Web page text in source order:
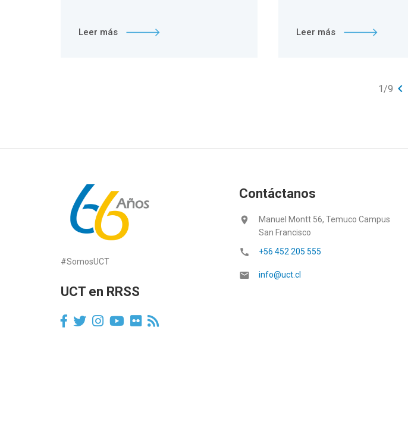
Leer más Leer más
1 /9 keyboard_arrow_left
#SomosUCT
UCT en RRSS
Contáctanos
location_on
Manuel Montt 56, Temuco Campus
San Francisco
call +56 452 205 555
email info@uct.cl